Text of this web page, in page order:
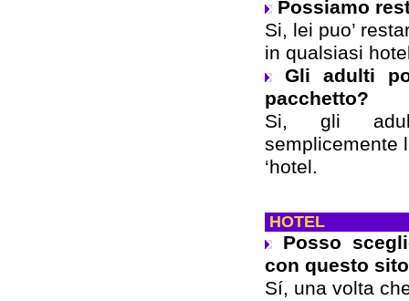
Possiamo
Si, lei puo’
in qualsiasi
Gli adulti
pacchetto?
Si, gli
semplicemente
‘hotel.
HOTEL
Posso
con questo
Sí, una volta